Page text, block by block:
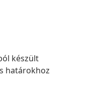
készült
határokhoz